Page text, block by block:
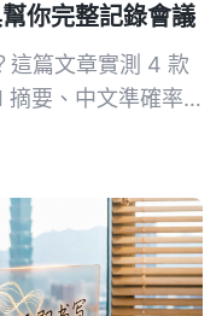
你完整記錄會議
這篇文章實測 4 款
摘要、中文準確率